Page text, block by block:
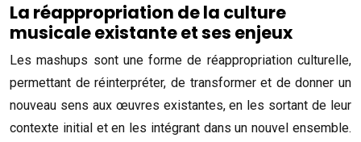
La réappropriation de la culture
musicale existante et ses enjeux
Les mashups sont une forme de réappropriation culturelle,
permettant de réinterpréter, de transformer et de donner un
nouveau sens aux œuvres existantes, en les sortant de leur
contexte initial et en les intégrant dans un nouvel ensemble.